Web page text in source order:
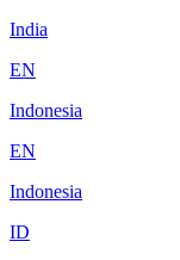
India
EN
Indonesia
EN
Indonesia
ID